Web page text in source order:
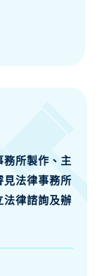
務所製作、主
見法律事務所
法律諮詢及辦